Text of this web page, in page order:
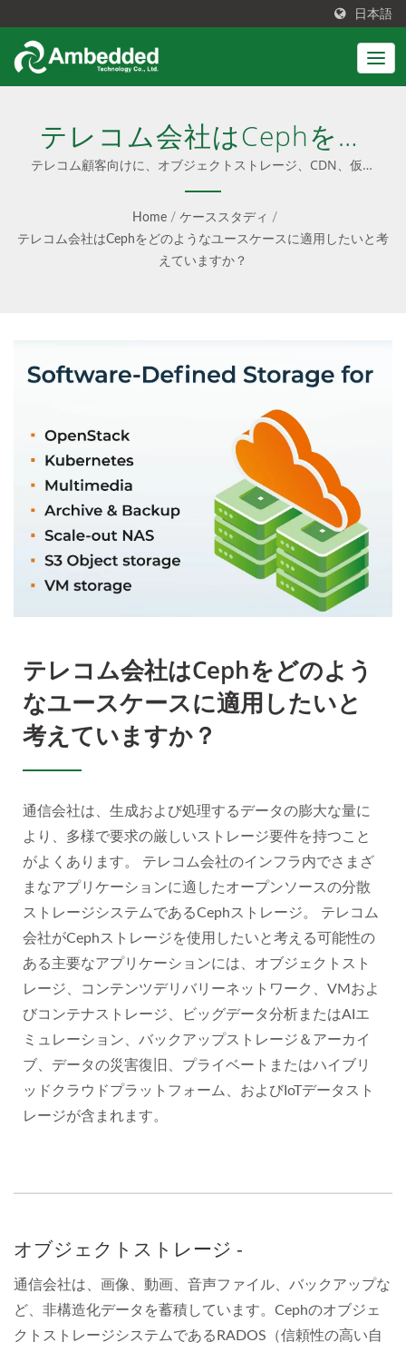
日本語
テレコム会社はCephをど
のようなユースケースに適
用したいと考えています
か？
テレコム顧客向けに、オブジェクトストレージ、CDN、仮想
マシン、コンテナストレージ、大規模データ分析、アーカイブ
およびバックアップなどを使用してCephストレージを利用し
ます。
Home / ケーススタディ /
テレコム会社はCephをどのようなユースケースに適用したいと考
えていますか？
テレコム会社はCephをどのよう
なユースケースに適用したいと
考えていますか？
通信会社は、生成および処理するデータの膨大な量に
より、多様で要求の厳しいストレージ要件を持つこと
がよくあります。 テレコム会社のインフラ内でさまざ
まなアプリケーションに適したオープンソースの分散
ストレージシステムであるCephストレージ。 テレコム
会社がCephストレージを使用したいと考える可能性の
ある主要なアプリケーションには、オブジェクトスト
レージ、コンテンツデリバリーネットワーク、VMおよ
びコンテナストレージ、ビッグデータ分析またはAIエ
ミュレーション、バックアップストレージ＆アーカイ
ブ、データの災害復旧、プライベートまたはハイブリ
ッドクラウドプラットフォーム、およびIoTデータスト
レージが含まれます。
オブジェクトストレージ -
通信会社は、画像、動画、音声ファイル、バックアップな
ど、非構造化データを蓄積しています。Cephのオブジェ
クトストレージシステムであるRADOS（信頼性の高い自